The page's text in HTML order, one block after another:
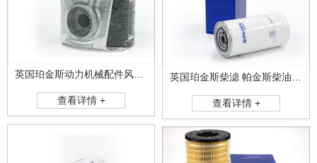
英国珀金斯动力机械配件风扇皮带 活塞 车垫 气门
查看详情 +
英国珀金斯柴滤 帕金斯柴油滤清器
查看详情 +